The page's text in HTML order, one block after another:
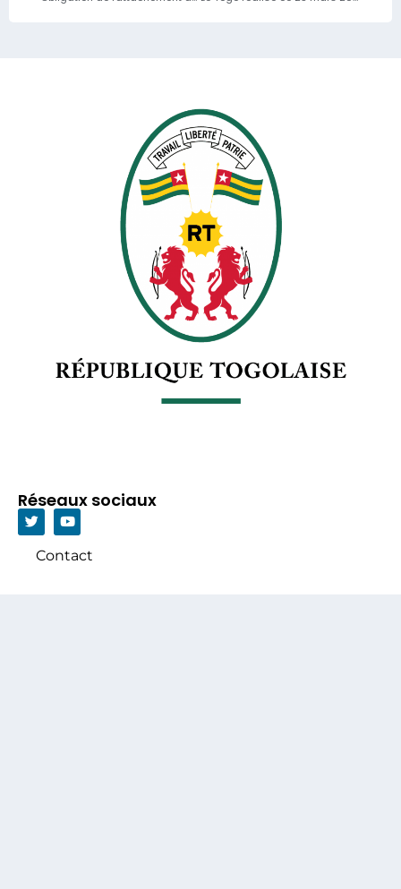
Réseaux sociaux
Contact